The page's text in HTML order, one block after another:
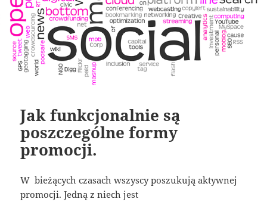
Jak funkcjonalnie są
poszczególne formy
promocji.
W bieżących czasach wszyscy poszukują aktywnej
promocji. Jedną z niech jest